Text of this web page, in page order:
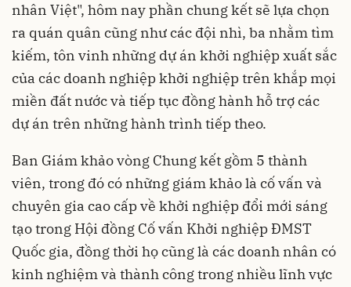
nhân Việt", hôm nay phần chung kết sẽ lựa chọn
ra quán quân cũng như các đội nhì, ba nhằm tìm
kiếm, tôn vinh những dự án khởi nghiệp xuất sắc
của các doanh nghiệp khởi nghiệp trên khắp mọi
miền đất nước và tiếp tục đồng hành hỗ trợ các
dự án trên những hành trình tiếp theo.
Ban Giám khảo vòng Chung kết gồm 5 thành
viên, trong đó có những giám khảo là cố vấn và
chuyên gia cao cấp về khởi nghiệp đổi mới sáng
tạo trong Hội đồng Cố vấn Khởi nghiệp ĐMST
Quốc gia, đồng thời họ cũng là các doanh nhân có
kinh nghiệm và thành công trong nhiều lĩnh vực